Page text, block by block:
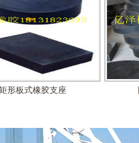
形板式橡胶支座